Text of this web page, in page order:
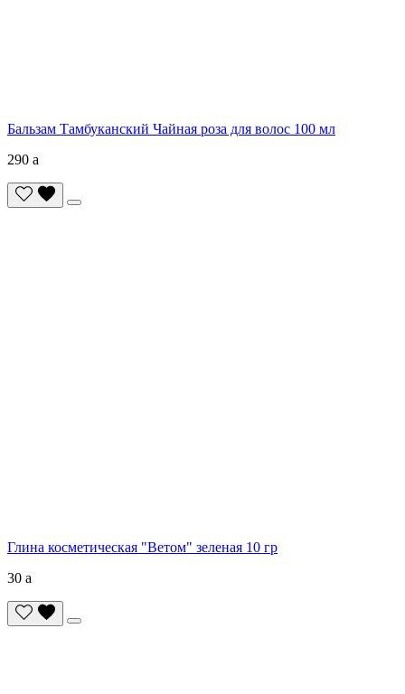
Бальзам Тамбуканский Чайная роза для волос 100 мл
290 a
Глина косметическая "Ветом" зеленая 10 гр
30 a